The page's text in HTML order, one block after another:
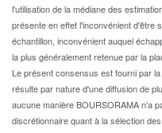
l'utilisation de la médiane des
présente en effet l'inconvénient d'être
échantillon, inconvénient auquel
la plus généralement retenue par la
Le présent consensus est fourni par
résulte par nature d'une diffusion de
aucune manière BOURSORAMA n'a
discrétionnaire quant à la sélection